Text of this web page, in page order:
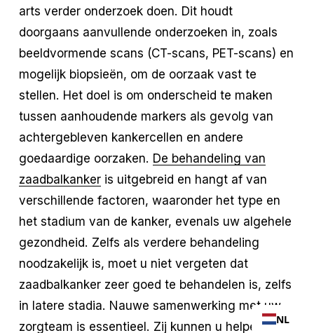
arts verder onderzoek doen. Dit houdt
doorgaans aanvullende onderzoeken in, zoals
beeldvormende scans (CT-scans, PET-scans) en
mogelijk biopsieën, om de oorzaak vast te
stellen. Het doel is om onderscheid te maken
tussen aanhoudende markers als gevolg van
achtergebleven kankercellen en andere
goedaardige oorzaken. De behandeling van
zaadbalkankeris uitgebreid en hangt af van
verschillende factoren, waaronder het type en
het stadium van de kanker, evenals uw algehele
gezondheid. Zelfs als verdere behandeling
noodzakelijk is, moet u niet vergeten dat
zaadbalkanker zeer goed te behandelen is, zelfs
in latere stadia. Nauwe samenwerking met uw
zorgteam is essentieel. Zij kunnen u helpen de
NL